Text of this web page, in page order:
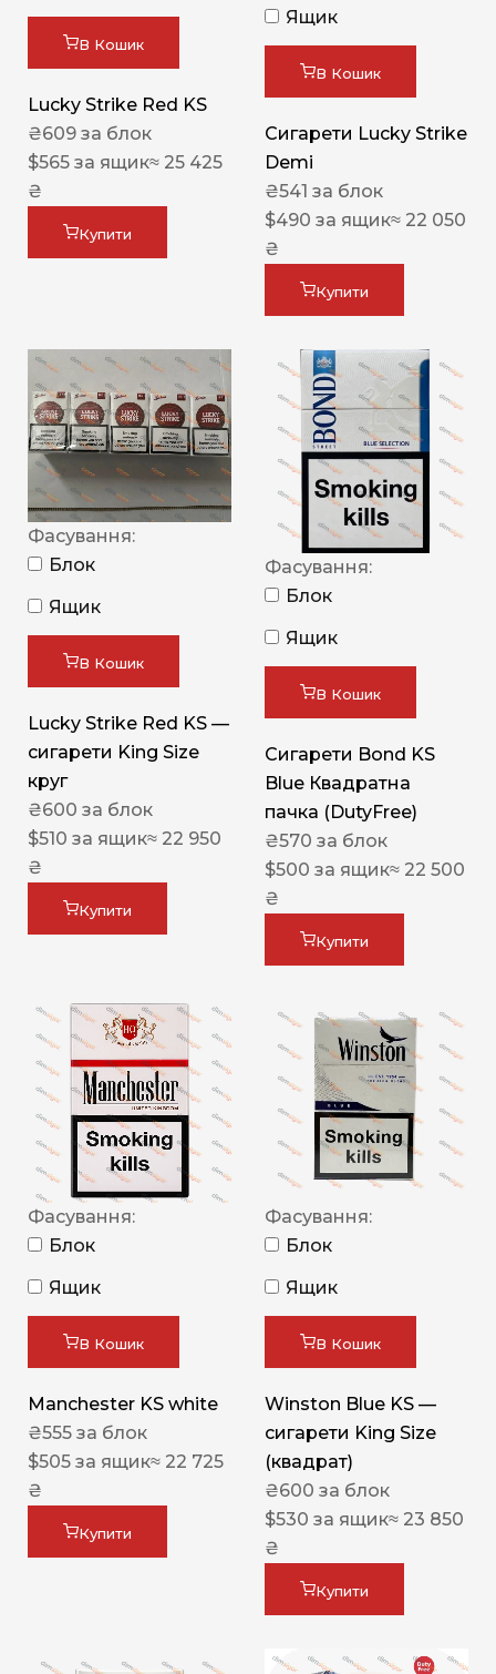
В Кошик
Lucky Strike Red KS
₴609 за блок
$565 за ящик≈ 25 425
₴
Купити
Ящик
В Кошик
Сигарети Lucky Strike
Demi
₴541 за блок
$490 за ящик≈ 22 050
₴
Купити
Фасування:
Блок
Ящик
В Кошик
Lucky Strike Red KS —
сигарети King Size
круг
₴600 за блок
$510 за ящик≈ 22 950
₴
Купити
Фасування:
Блок
Ящик
В Кошик
Сигарети Bond KS
Blue Квадратна
пачка (DutyFree)
₴570 за блок
$500 за ящик≈ 22 500
₴
Купити
Фасування:
Блок
Ящик
В Кошик
Manchester KS white
₴555 за блок
$505 за ящик≈ 22 725
₴
Купити
Фасування:
Блок
Ящик
В Кошик
Winston Blue KS —
сигарети King Size
(квадрат)
₴600 за блок
$530 за ящик≈ 23 850
₴
Купити